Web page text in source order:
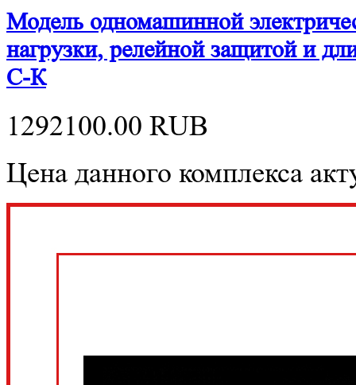
Модель одномашинной
нагрузки, релейной защитой и
С-К
1292100.00 RUB
Цена данного комплекса